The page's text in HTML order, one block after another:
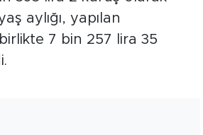
aylığı, yapılan
7 bin 257 lira 35